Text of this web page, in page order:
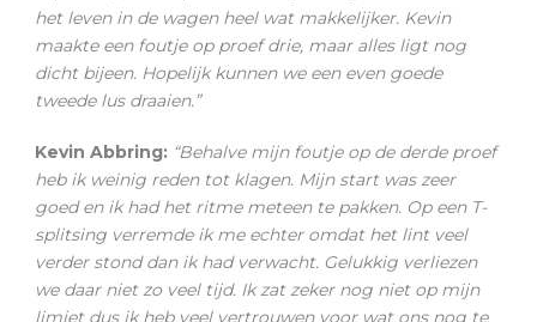
het leven in de wagen heel wat makkelijker. Kevin
maakte een foutje op proef drie, maar alles ligt nog
dicht bijeen. Hopelijk kunnen we een even goede
tweede lus draaien.”
Kevin Abbring: “Behalve mijn foutje op de derde proef
heb ik weinig reden tot klagen. Mijn start was zeer
goed en ik had het ritme meteen te pakken. Op een T-
splitsing verremde ik me echter omdat het lint veel
verder stond dan ik had verwacht. Gelukkig verliezen
we daar niet zo veel tijd. Ik zat zeker nog niet op mijn